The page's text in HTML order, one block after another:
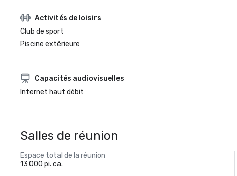
Activités de loisirs
Club de sport
Piscine extérieure
Capacités audiovisuelles
Internet haut débit
Salles de réunion
Espace total de la réunion
13 000 pi. ca.